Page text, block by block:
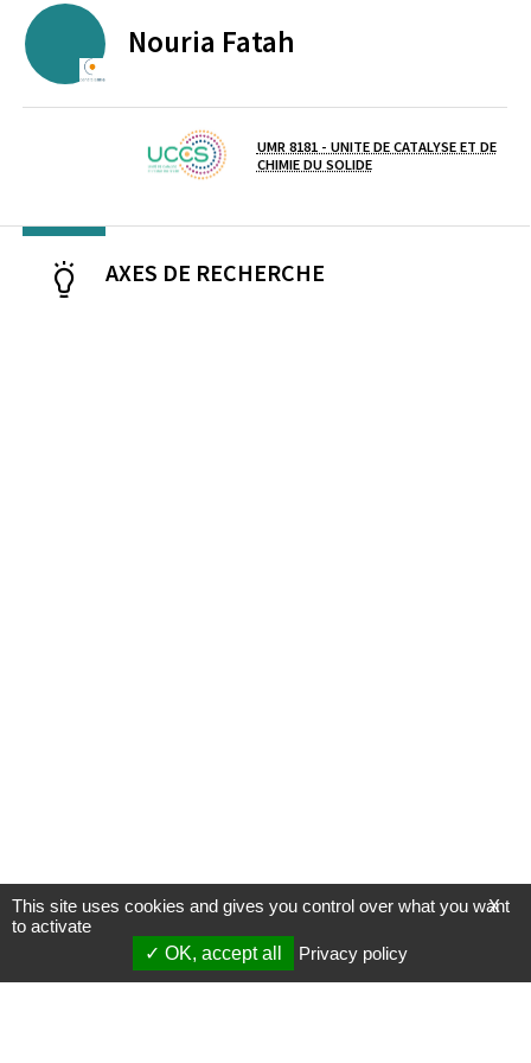
Nouria Fatah
Laboratoire / équipe
UMR 8181 - UNITE DE CATALYSE ET DE
CHIMIE DU SOLIDE
AXES DE RECHERCHE
X
This site uses cookies and gives you control over what you want
to activate
OK, accept all
Privacy policy